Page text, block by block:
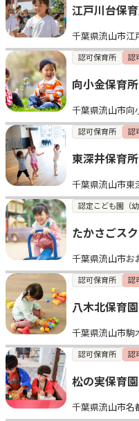
江戸川台保
千葉県流山市
認可保育所 認
向小金保育所
千葉県流山市
認可保育所 認
東深井保育所
千葉県流山市
認定こども園（幼
たかさごス
千葉県流山市お
認可保育所 認
八木北保育園
千葉県流山市駒
認可保育所 認
松の実保育園
千葉県流山市名